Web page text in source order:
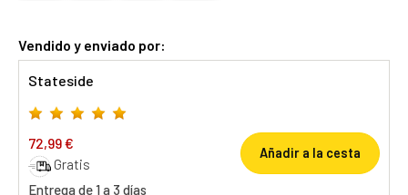
Vendido y enviado por:
Stateside
72,99 €
Gratis
Entrega de 1 a 3 días
Añadir a la cesta